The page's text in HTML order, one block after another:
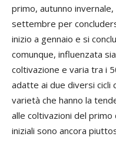
primo, autunno
settembre per
inizio a gennaio e si
comunque, influenzata
coltivazione e varia tra i
adatte ai due diversi cicli
varietà che hanno la
alle coltivazioni del
iniziali sono ancora